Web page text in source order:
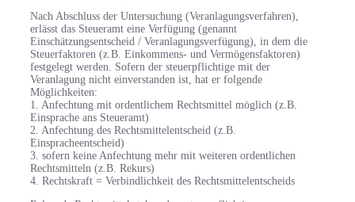
Nach Abschluss der Untersuchung (Veranlagungsverfahren),
erlässt das Steueramt eine Verfügung (genannt
Einschätzungsentscheid / Veranlagungsverfügung), in dem die
Steuerfaktoren (z.B. Einkommens- und Vermögensfaktoren)
festgelegt werden. Sofern der steuerpflichtige mit der
Veranlagung nicht einverstanden ist, hat er folgende
Möglichkeiten:
1. Anfechtung mit ordentlichem Rechtsmittel möglich (z.B.
Einsprache ans Steueramt)
2. Anfechtung des Rechtsmittelentscheid (z.B.
Einspracheentscheid)
3. sofern keine Anfechtung mehr mit weiteren ordentlichen
Rechtsmitteln (z.B. Rekurs)
4. Rechtskraft = Verbindlichkeit des Rechtsmittelentscheids